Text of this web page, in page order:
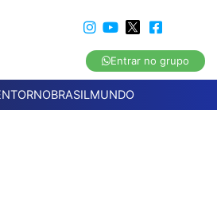
Entrar no grupo
BRASILMUNDO